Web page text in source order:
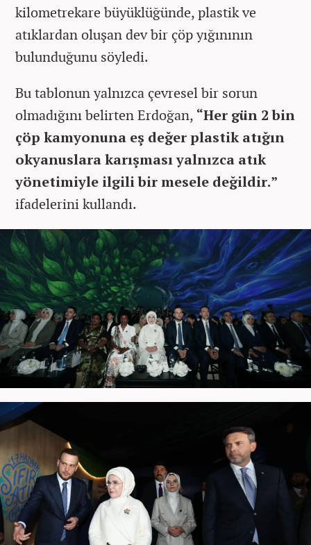
kilometrekare büyüklüğünde, plastik ve
atıklardan oluşan dev bir çöp yığınının
bulunduğunu söyledi.
Bu tablonun yalnızca çevresel bir sorun
olmadığını belirten Erdoğan, “Her gün 2 bin
çöp kamyonuna eş değer plastik atığın
okyanuslara karışması yalnızca atık
yönetimiyle ilgili bir mesele değildir.”
ifadelerini kullandı.